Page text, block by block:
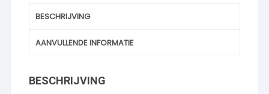
BESCHRIJVING
AANVULLENDE INFORMATIE
BESCHRIJVING